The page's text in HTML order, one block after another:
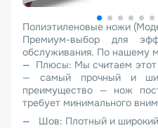
Полиэтиленовые ножи
Премиум-выбор для
обслуживания. По нашему
Плюсы: Мы считаем
— самый прочный и
преимущество — нож
требует минимального
Шов: Плотный и